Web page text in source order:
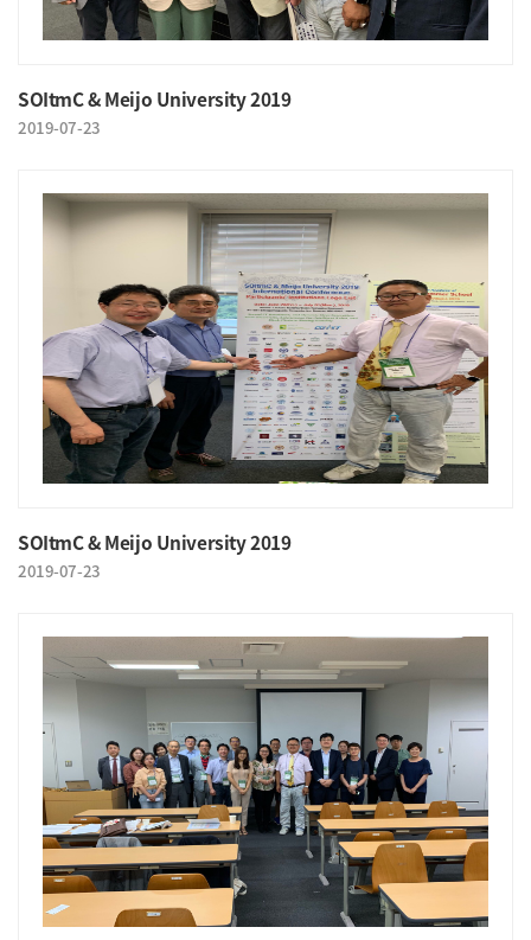
SOItmC & Meijo University 2019
2019-07-23
SOItmC & Meijo University 2019
2019-07-23